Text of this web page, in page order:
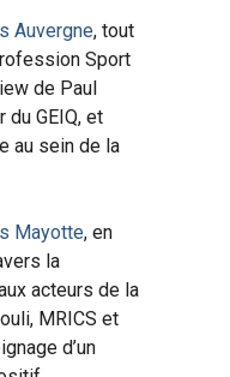
Auvergne, tout
Sport
de Paul
du GEIQ, et
au sein de la
Mayotte, en
la
acteurs de la
MRICS et
d’un